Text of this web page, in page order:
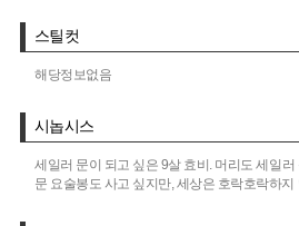
스틸컷
해당정보없음
시놉시스
세일러 문이 되고 싶은 9살 효비. 머리도 세일
문 요술봉도 사고 싶지만, 세상은 호락호락하지